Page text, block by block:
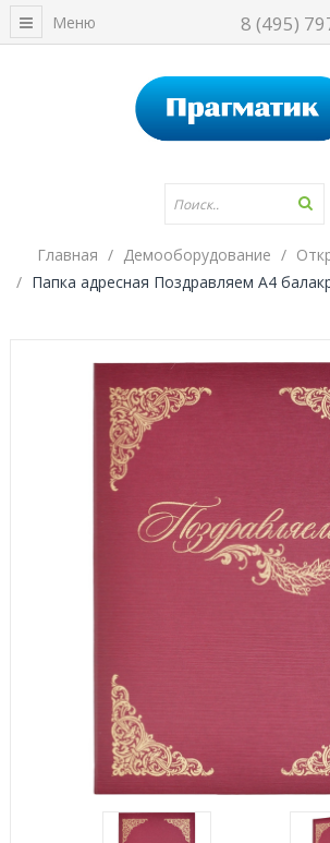
8 (495)
Меню
Главная Демооборудование
Папка адресная Поздравляем А4